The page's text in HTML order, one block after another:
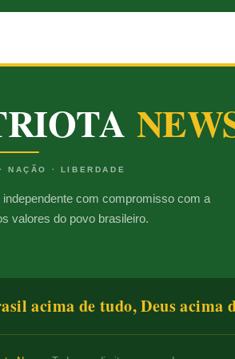
NAÇÃO · LIBERDADE
independente com compromisso com a
valores do povo brasileiro.
acima de tudo, Deus acima